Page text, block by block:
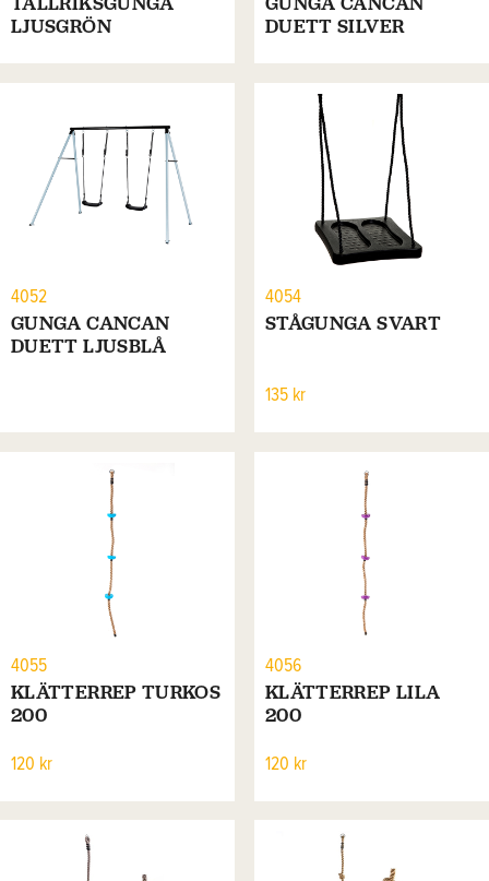
LJUSGRÖN
DUETT SILVER
4052
GUNGA CANCAN
DUETT LJUSBLÅ
4054
STÅGUNGA SVART
135 kr
4055
KLÄTTERREP TURKOS
200
120 kr
4056
KLÄTTERREP LILA
200
120 kr